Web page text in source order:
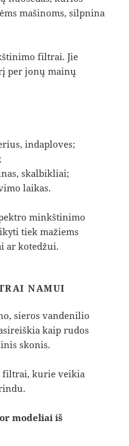
mašinoms, silpnina
filtrai. Jie
per jonų mainų
indaploves;
skalbikliai;
laikas.
minkštinimo
tiek mažiems
ar kotedžui.
NAMUI
sieros vandenilio
kaip rudos
skonis.
filtrai, kurie veikia
modeliai iš